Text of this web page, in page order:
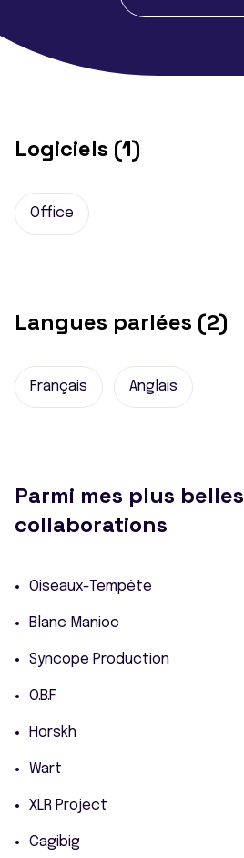
Logiciels (1)
Office
Langues parlées (2)
Français Anglais
Parmi mes plus belles
collaborations
Oiseaux-Tempête
Blanc Manioc
Syncope Production
O.B.F
Horskh
Wart
XLR Project
Cagibig